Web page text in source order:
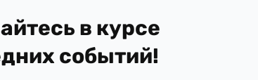
в курсе
событий!